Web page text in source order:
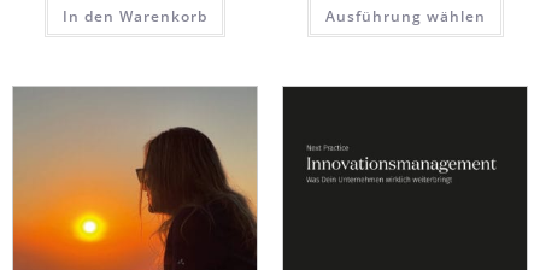
In den Warenkorb
Ausführung wählen